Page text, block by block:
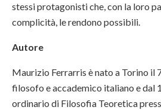
stessi protagonisti che, con la loro
complicità, le rendono possibili.
Autore
Maurizio Ferrarris è nato a Torino il
filosofo e accademico italiano e dal
ordinario di Filosofia Teoretica